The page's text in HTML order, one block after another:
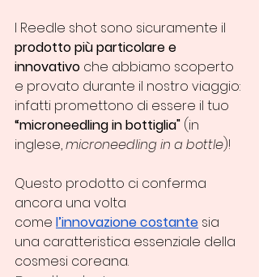
I Reedle shot sono sicuramente il
prodotto più particolare e
innovativo che abbiamo scoperto
e provato durante il nostro viaggio:
infatti promettono di essere il tuo
“microneedling in bottiglia" (in
inglese, microneedling in a bottle)!
Questo prodotto ci conferma
ancora una volta
come l’innovazione costante sia
una caratteristica essenziale della
cosmesi coreana.